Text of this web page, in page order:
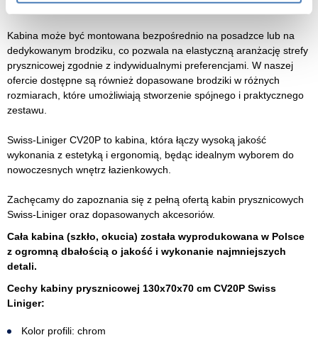
łazienek, jak i większych przestrzeni kąpielowych.
Kabina może być montowana bezpośrednio na posadzce lub na
dedykowanym brodziku, co pozwala na elastyczną aranżację strefy
prysznicowej zgodnie z indywidualnymi preferencjami. W naszej
ofercie dostępne są również dopasowane brodziki w różnych
rozmiarach, które umożliwiają stworzenie spójnego i praktycznego
zestawu.
Swiss-Liniger CV20P to kabina, która łączy wysoką jakość
wykonania z estetyką i ergonomią, będąc idealnym wyborem do
nowoczesnych wnętrz łazienkowych.
Zachęcamy do zapoznania się z pełną ofertą kabin prysznicowych
Swiss-Liniger oraz dopasowanych akcesoriów.
Cała kabina (szkło, okucia) została wyprodukowana w Polsce
z ogromną dbałością o jakość i wykonanie najmniejszych
detali.
Cechy kabiny prysznicowej 130x70x70 cm CV20P Swiss
Liniger:
Kolor profili: chrom